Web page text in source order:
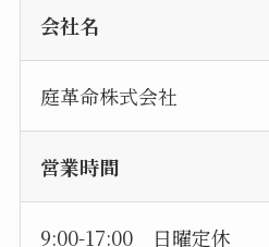
会社名
庭革命株式会社
営業時間
9:00-17:00 日曜定休